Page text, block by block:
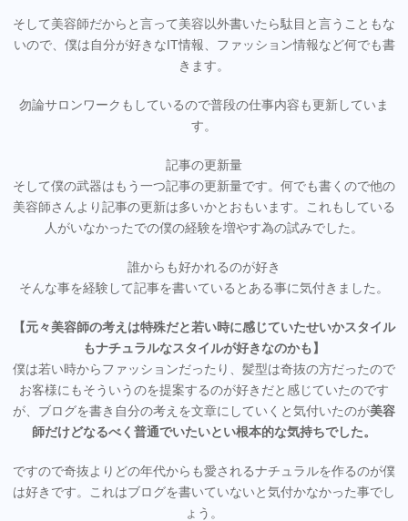
そして美容師だからと言って美容以外書いたら駄目と言うこともな
いので、僕は自分が好きなIT情報、ファッション情報など何でも書
きます。
勿論サロンワークもしているので普段の仕事内容も更新していま
す。
記事の更新量
そして僕の武器はもう一つ記事の更新量です。何でも書くので他の
美容師さんより記事の更新は多いかとおもいます。これもしている
人がいなかったでの僕の経験を増やす為の試みでした。
誰からも好かれるのが好き
そんな事を経験して記事を書いているとある事に気付きました。
【元々美容師の考えは特殊だと若い時に感じていたせいかスタイル
もナチュラルなスタイルが好きなのかも】
僕は若い時からファッションだったり、髪型は奇抜の方だったので
お客様にもそういうのを提案するのが好きだと感じていたのです
が、ブログを書き自分の考えを文章にしていくと気付いたのが美容
師だけどなるべく普通でいたいとい根本的な気持ちでした。
ですので奇抜よりどの年代からも愛されるナチュラルを作るのが僕
は好きです。これはブログを書いていないと気付かなかった事でし
ょう。